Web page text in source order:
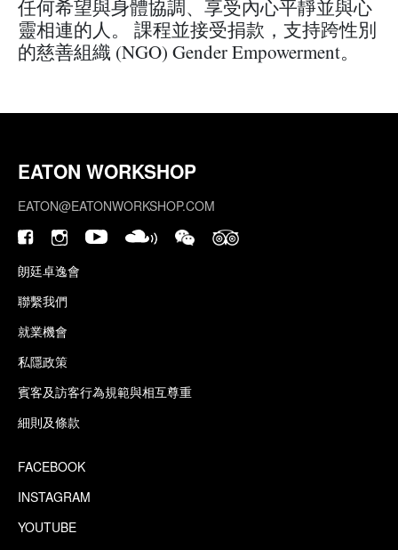
任何希望與身體協調、享受內心平靜並與心
靈相連的人。 課程並接受捐款，支持跨性別
的慈善組織 (NGO) Gender Empowerment。
EATON WORKSHOP
EATON@EATONWORKSHOP.COM
朗廷卓逸會
聯繫我們
就業機會
私隱政策
賓客及訪客行為規範與相互尊重
細則及條款
FACEBOOK
INSTAGRAM
YOUTUBE